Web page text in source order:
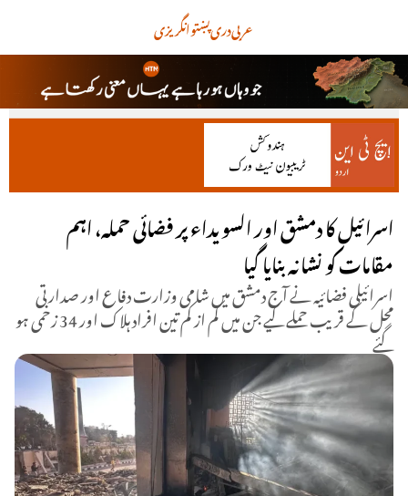
انگریزیپښتودریعربی
اسرائیل کا دمشق اور السویداء پر فضائی حملہ، اہم
مقامات کو نشانہ بنایا گیا
اسرائیلی فضائیہ نے آج دمشق میں شامی وزارت دفاع اور صدارتی
محل کے قریب حملے کیے جن میں کم از کم تین افراد ہلاک اور 34 زخمی ہو
گئے